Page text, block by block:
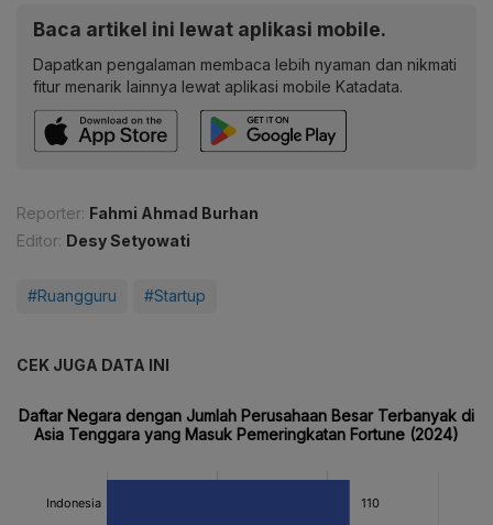
Baca artikel ini lewat aplikasi mobile.
Dapatkan pengalaman membaca lebih nyaman dan nikmati
fitur menarik lainnya lewat aplikasi mobile Katadata.
Reporter: Fahmi Ahmad Burhan
Editor: Desy Setyowati
#Ruangguru #Startup
CEK JUGA DATA INI